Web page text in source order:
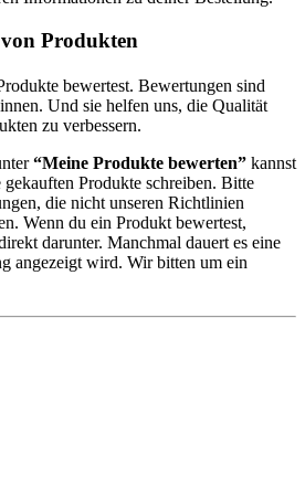
Produkten
bewertest. Bewertungen sind
Und sie helfen uns, die Qualität
zu verbessern.
“Meine Produkte bewerten” kannst
Produkte schreiben. Bitte
die nicht unseren Richtlinien
Wenn du ein Produkt bewertest,
darunter. Manchmal dauert es eine
angezeigt wird. Wir bitten um ein